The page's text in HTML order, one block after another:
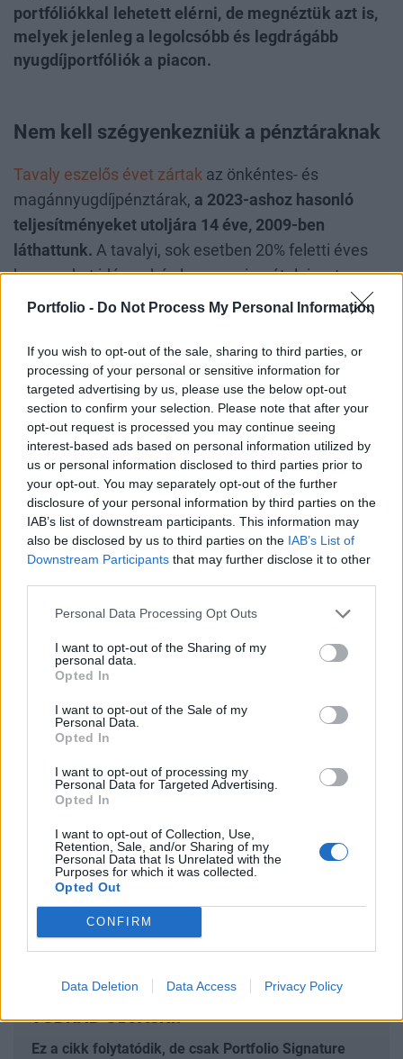
Portfolio - Do Not Process My Personal Information
If you wish to opt-out of the sale, sharing to third parties, or
processing of your personal or sensitive information for
targeted advertising by us, please use the below opt-out
section to confirm your selection. Please note that after your
opt-out request is processed you may continue seeing
interest-based ads based on personal information utilized by
us or personal information disclosed to third parties prior to
your opt-out. You may separately opt-out of the further
disclosure of your personal information by third parties on the
IAB’s list of downstream participants. This information may
also be disclosed by us to third parties on the IAB’s List of
Downstream Participants that may further disclose it to other
Personal Data Processing Opt Outs
I want to opt-out of the Sharing of my
personal data.
Opted In
I want to opt-out of the Sale of my
Personal Data.
Opted In
I want to opt-out of processing my
Personal Data for Targeted Advertising.
Opted In
I want to opt-out of Collection, Use,
Retention, Sale, and/or Sharing of my
Personal Data that Is Unrelated with the
Purposes for which it was collected.
Opted Out
CONFIRM
Data Deletion Data Access Privacy Policy
portfóliókkal lehetett elérni, de megnéztük azt is,
melyek jelenleg a legolcsóbb és legdrágább
nyugdíjportfóliók a piacon.
Nem kell szégyenkezniük a pénztáraknak
Tavaly eszelős évet zártak az önkéntes- és
magánnyugdíjpénztárak, a 2023-ashoz hasonló
teljesítményeket utoljára 14 éve, 2009-ben
láthattunk. A tavalyi, sok esetben 20% feletti éves
hozamokat idén nehéz lesz megismételni, ezt
bizonyítja, hogyaz első negyedéves adatok alapján
az évet.
Nincs ok azért a panaszra,a nagyobb
részvényhányadot tartó portfóliók negyedéves
hozama már most is meggyőző. Szerepet játszik
ebben a részvénypiacok első negyedéves jó
teljesítménye, igaz, ezt valamennyire beárnyékolja a
kötvénypiacon megindult hozamemelkedés.
Összességében az alapvetően jó piaci hangulat
tükröződik a nyugdíjpénztárak idei eddigi
hozamaiban is.
Amire választ kaphat cikkünkben:
sikerévet megismételni a nyugdíjpénztári piacon.
a legjobban, akik vállaltak egy kis kockázatot.
elején, de voltak mínuszos portfóliók is.
A legdrágább és legolcsóbb nyugdíjpénztári
portfóliók között nagy a szórás, de látszik egy
kisebb drágulás a piacon.
SIGNATURE PRO-VAL EZT A CIKKET IS EL
TUDNÁD OLVASNI!
Ez a cikk folytatódik, de csak Portfolio Signature